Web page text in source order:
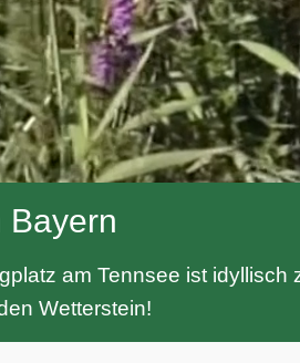
Bayern
am Tennsee ist idyllisch
Wetterstein!